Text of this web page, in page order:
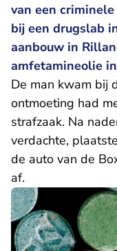
van een
bij een drugslab
aanbouw in
amfetamineolie
De man kwam bij
ontmoeting had
strafzaak. Na
verdachte,
de auto van de
af.